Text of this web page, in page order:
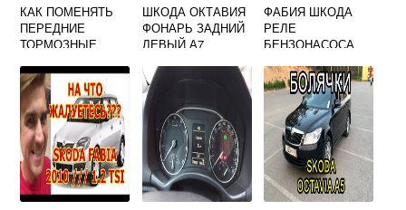
КАК ПОМЕНЯТЬ
ПЕРЕДНИЕ
ТОРМОЗНЫЕ
OCTAVIA A5
ШКОДА ОКТАВИЯ
ФОНАРЬ ЗАДНИЙ
ЛЕВЫЙ А7
ФАБИЯ ШКОДА
РЕЛЕ
БЕНЗОНАСОСА